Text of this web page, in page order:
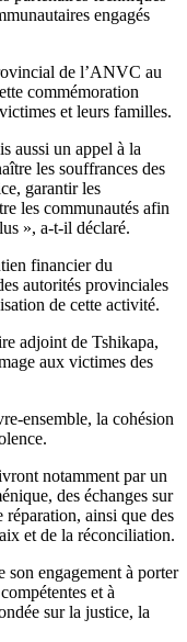
engagés
de l’ANVC au
commémoration
et leurs familles.
aussi un appel à la
les souffrances des
garantir les
les communautés afin
», a-t-il déclaré.
financier du
autorités provinciales
de cette activité.
adjoint de Tshikapa,
aux victimes des
ensemble, la cohésion
notamment par un
des échanges sur
réparation, ainsi que des
et de la réconciliation.
engagement à porter
et à
sur la justice, la